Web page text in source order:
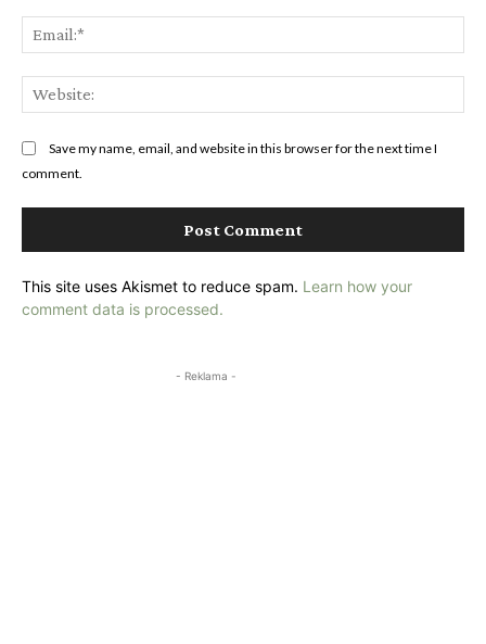
Save my name, email, and website in this browser for the next time I
comment.
This site uses Akismet to reduce spam. Learn how your
comment data is processed.
- Reklama -